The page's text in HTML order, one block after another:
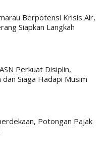
Berpotensi Krisis Air,
Siapkan Langkah
Perkuat Disiplin,
Siaga Hadapi Musim
Potongan Pajak